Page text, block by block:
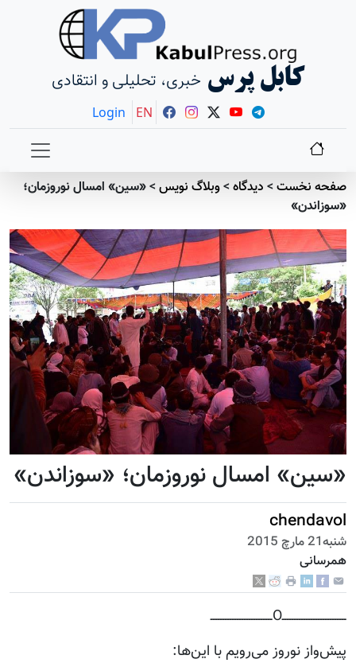
کابل پرس خبری، تحلیلی و انتقادی
Login EN
صفحه نخست> دیدگاه>وبلاگ نویس>«سین» امسال نوروزمان؛
«سوزاندن»
«سین» امسال نوروزمان؛ «سوزاندن»
chendavol
شنبه21 مارچ 2015
همرسانی
ـــــــــــــــــــــــــــOــــــــــــــــــــــــــ
پیش‌واز نوروز می‌رویم با این‌ها: